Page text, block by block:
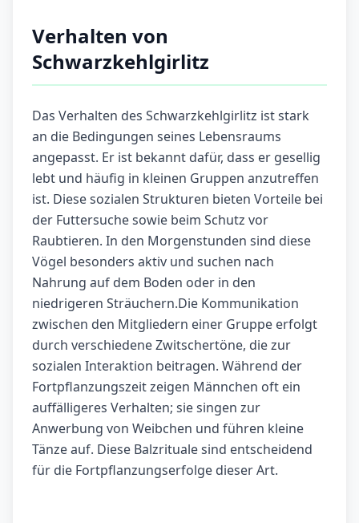
Verhalten von
Schwarzkehlgirlitz
Das Verhalten des Schwarzkehlgirlitz ist stark
an die Bedingungen seines Lebensraums
angepasst. Er ist bekannt dafür, dass er gesellig
lebt und häufig in kleinen Gruppen anzutreffen
ist. Diese sozialen Strukturen bieten Vorteile bei
der Futtersuche sowie beim Schutz vor
Raubtieren. In den Morgenstunden sind diese
Vögel besonders aktiv und suchen nach
Nahrung auf dem Boden oder in den
niedrigeren Sträuchern.Die Kommunikation
zwischen den Mitgliedern einer Gruppe erfolgt
durch verschiedene Zwitschertöne, die zur
sozialen Interaktion beitragen. Während der
Fortpflanzungszeit zeigen Männchen oft ein
auffälligeres Verhalten; sie singen zur
Anwerbung von Weibchen und führen kleine
Tänze auf. Diese Balzrituale sind entscheidend
für die Fortpflanzungserfolge dieser Art.